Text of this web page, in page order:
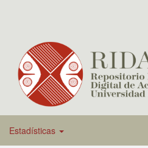
Estadísticas